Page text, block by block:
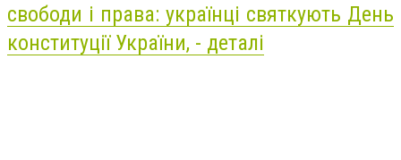
свободи і права: українці святкують День
конституції України, - деталі